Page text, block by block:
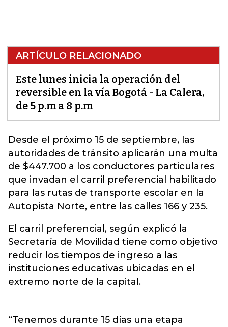
ARTÍCULO RELACIONADO
Este lunes inicia la operación del
reversible en la vía Bogotá - La Calera,
de 5 p.m a 8 p.m
Desde el próximo 15 de septiembre, las
autoridades de tránsito aplicarán una multa
de $447.700 a los conductores particulares
que invadan el carril preferencial
habilitado
para las rutas de transporte escolar en la
Autopista Norte, entre las calles 166 y 235.
El carril preferencial, según explicó la
Secretaría de Movilidad tiene como objetivo
reducir los tiempos de ingreso a las
instituciones educativas ubicadas en el
extremo norte de la capital.
“Tenemos durante 15 días una etapa